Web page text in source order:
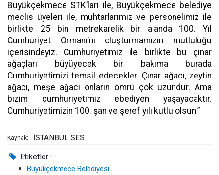
Büyükçekmece STK’ları ile, Büyükçekmece belediye
meclis üyeleri ile, muhtarlarımız ve personelimiz ile
birlikte 25 bin metrekarelik bir alanda 100. Yıl
Cumhuriyet Ormanı’nı oluşturmamızın mutluluğu
içerisindeyiz. Cumhuriyetimiz ile birlikte bu çınar
ağaçları büyüyecek bir bakıma burada
Cumhuriyetimizi temsil edecekler. Çınar ağacı, zeytin
ağacı, meşe ağacı onların ömrü çok uzundur. Ama
bizim cumhuriyetimiz ebediyen yaşayacaktır.
Cumhuriyetimizin 100. şan ve şeref yılı kutlu olsun.”
Kaynak: İSTANBUL SES
Etiketler :
Büyükçekmece Belediyesi